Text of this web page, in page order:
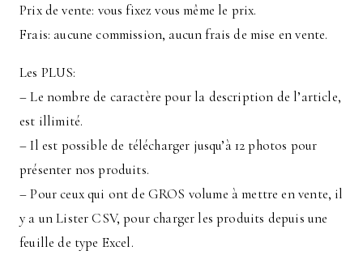
Prix de vente: vous fixez vous même le prix.
Frais: aucune commission, aucun frais de mise en vente.
Les PLUS:
– Le nombre de caractère pour la description de l’article,
est illimité.
– Il est possible de télécharger jusqu’à 12 photos pour
présenter nos produits.
– Pour ceux qui ont de GROS volume à mettre en vente, il
y a un Lister CSV, pour charger les produits depuis une
feuille de type Excel.